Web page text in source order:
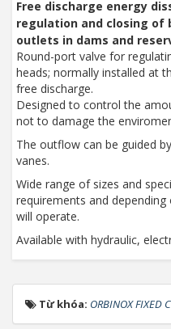
Free discharge energy
regulation and closing
outlets in dams and
Round-port valve for
heads; normally installed at
free discharge.
Designed to control the
not to damage the
The outflow can be guided
vanes.
Wide range of sizes and
requirements and
will operate.
Available with hydraulic,
Từ khóa: ORBINOX FIXED